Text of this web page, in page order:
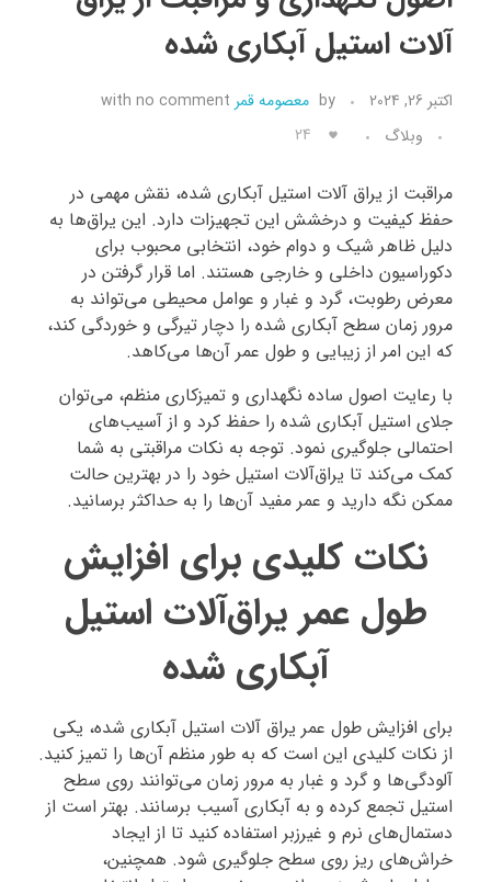
تماس با ما
آلات استیل آبکاری شده
اکتبر 26, 2024 by معصومه قمر with no comment
وبلاگ
24
مراقبت از یراق آلات استیل آبکاری شده، نقش مهمی در
حفظ کیفیت و درخشش این تجهیزات دارد. این یراق‌ها به
دلیل ظاهر شیک و دوام خود، انتخابی محبوب برای
دکوراسیون داخلی و خارجی هستند. اما قرار گرفتن در
معرض رطوبت، گرد و غبار و عوامل محیطی می‌تواند به
مرور زمان سطح آبکاری شده را دچار تیرگی و خوردگی کند،
که این امر از زیبایی و طول عمر آن‌ها می‌کاهد.
با رعایت اصول ساده نگهداری و تمیزکاری منظم، می‌توان
جلای استیل آبکاری شده را حفظ کرد و از آسیب‌های
احتمالی جلوگیری نمود. توجه به نکات مراقبتی به شما
کمک می‌کند تا یراق‌آلات استیل خود را در بهترین حالت
ممکن نگه دارید و عمر مفید آن‌ها را به حداکثر برسانید.
نکات کلیدی برای افزایش
طول عمر یراق‌آلات استیل
آبکاری شده
برای افزایش طول عمر یراق‌ آلات استیل آبکاری شده، یکی
از نکات کلیدی این است که به طور منظم آن‌ها را تمیز کنید.
آلودگی‌ها و گرد و غبار به مرور زمان می‌توانند روی سطح
استیل تجمع کرده و به آبکاری آسیب برسانند. بهتر است از
دستمال‌های نرم و غیرزبر استفاده کنید تا از ایجاد
خراش‌های ریز روی سطح جلوگیری شود. همچنین،